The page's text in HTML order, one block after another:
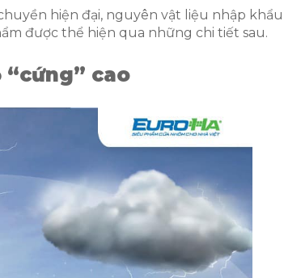
hiện đại, nguyên vật liệu nhập khẩu
được thể hiện qua những chi tiết sau.
cao